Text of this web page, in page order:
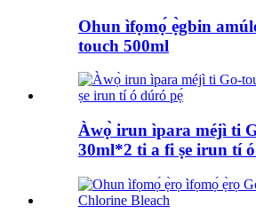
Ohun ìfọmọ́ ẹ̀gbin
touch 500ml
Àwọ̀ irun ìpara méjì ti
30ml*2 ti a fi ṣe irun tí